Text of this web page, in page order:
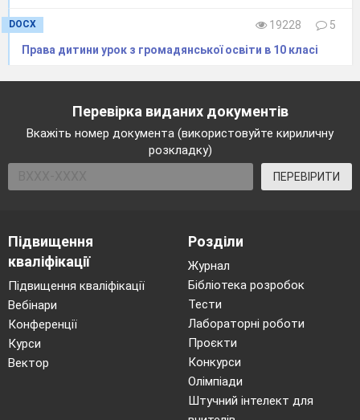
в Київські Русі
DOCX 19228
5
Права дитини урок з громадянської освіти в 10 класі
Перевірка виданих документів
Вкажіть номер документа (використовуйте кириличну
розкладку)
ПЕРЕВІРИТИ
Підвищення
кваліфікації
Підвищення кваліфікації
Вебінари
Конференції
Курси
Вектор
Розділи
Журнал
Бібліотека розробок
Тести
Лабораторні роботи
Проєкти
Конкурси
Олімпіади
Штучний інтелект для